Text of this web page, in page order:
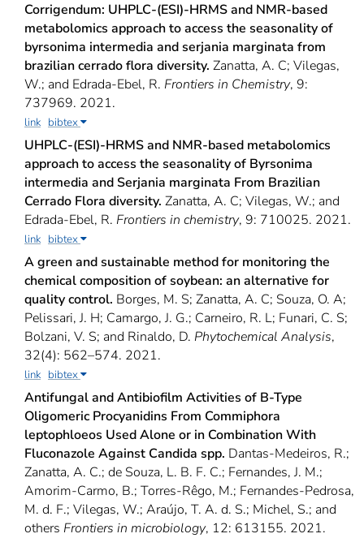
Corrigendum: UHPLC-(ESI)-HRMS and NMR-based
metabolomics approach to access the seasonality of
byrsonima intermedia and serjania marginata from
brazilian cerrado flora diversity. Zanatta, A. C; Vilegas,
W.; and Edrada-Ebel, R. Frontiers in Chemistry, 9:
737969. 2021.
link bibtex
UHPLC-(ESI)-HRMS and NMR-based metabolomics
approach to access the seasonality of Byrsonima
intermedia and Serjania marginata From Brazilian
Cerrado Flora diversity. Zanatta, A. C; Vilegas, W.; and
Edrada-Ebel, R. Frontiers in chemistry, 9: 710025. 2021.
link bibtex
A green and sustainable method for monitoring the
chemical composition of soybean: an alternative for
quality control. Borges, M. S; Zanatta, A. C; Souza, O. A;
Pelissari, J. H; Camargo, J. G.; Carneiro, R. L; Funari, C. S;
Bolzani, V. S; and Rinaldo, D. Phytochemical Analysis,
32(4): 562–574. 2021.
link bibtex
Antifungal and Antibiofilm Activities of B-Type
Oligomeric Procyanidins From Commiphora
leptophloeos Used Alone or in Combination With
Fluconazole Against Candida spp. Dantas-Medeiros, R.;
Zanatta, A. C.; de Souza, L. B. F. C.; Fernandes, J. M.;
Amorim-Carmo, B.; Torres-Rêgo, M.; Fernandes-Pedrosa,
M. d. F.; Vilegas, W.; Araújo, T. A. d. S.; Michel, S.; and
others Frontiers in microbiology, 12: 613155. 2021.